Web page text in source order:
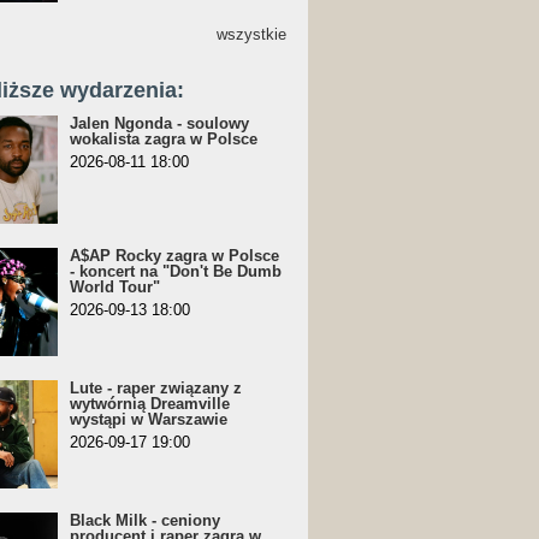
wszystkie
wydarzenia:
Jalen Ngonda - soulowy
wokalista zagra w Polsce
2026-08-11 18:00
A$AP Rocky zagra w Polsce
- koncert na "Don't Be Dumb
World Tour"
2026-09-13 18:00
Lute - raper związany z
wytwórnią Dreamville
wystąpi w Warszawie
2026-09-17 19:00
Black Milk - ceniony